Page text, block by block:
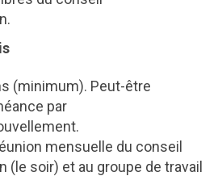
(minimum). Peut-être
par
mensuelle du conseil
(le soir) et au groupe de travail